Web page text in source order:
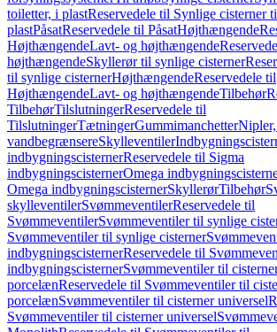
toiletter, i plastReservedele til Synlige cisterner
plastPåsatReservedele til PåsatHøjthængende
HøjthængendeLavt- og højthængende
højthængendeSkyllerør til synlige cisterner
til synlige cisternerHøjthængendeReservedele til
HøjthængendeLavt- og højthængendeTilbehør
TilbehørTilslutningerReservedele til
TilslutningerTætningerGummimanchetter
vandbegrænsereSkylleventiler
indbygningscisternerReservedele til Sigma
indbygningscisternerOmega
Omega indbygningscisternerSkyllerørTilbehør
skylleventilerSvømmeventilerReservedele til
SvømmeventilerSvømmeventiler til synlige
Svømmeventiler til synlige cisterner
indbygningscisternerReservedele til
indbygningscisternerSvømmeventiler til
porcelænReservedele til Svømmeventiler til
porcelænSvømmeventiler til cisterner universel
Svømmeventiler til cisterner universel